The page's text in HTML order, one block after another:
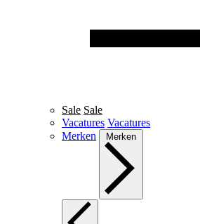
Sale Sale
Vacatures Vacatures
Merken
Merken